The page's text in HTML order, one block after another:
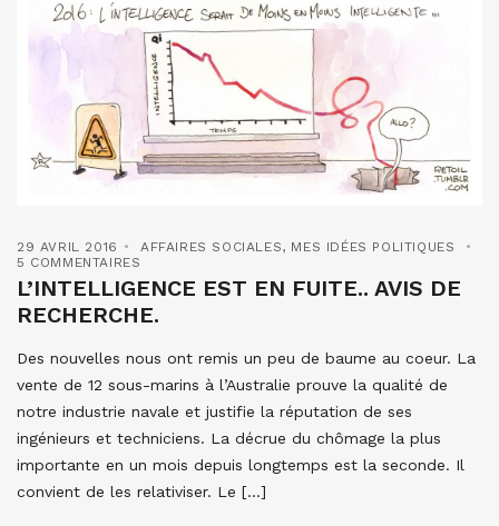
29 AVRIL 2016 AFFAIRES SOCIALES, MES IDÉES POLITIQUES
5 COMMENTAIRES
L’INTELLIGENCE EST EN FUITE.. AVIS DE
RECHERCHE.
Des nouvelles nous ont remis un peu de baume au coeur. La
vente de 12 sous-marins à l’Australie prouve la qualité de
notre industrie navale et justifie la réputation de ses
ingénieurs et techniciens. La décrue du chômage la plus
importante en un mois depuis longtemps est la seconde. Il
convient de les relativiser. Le […]